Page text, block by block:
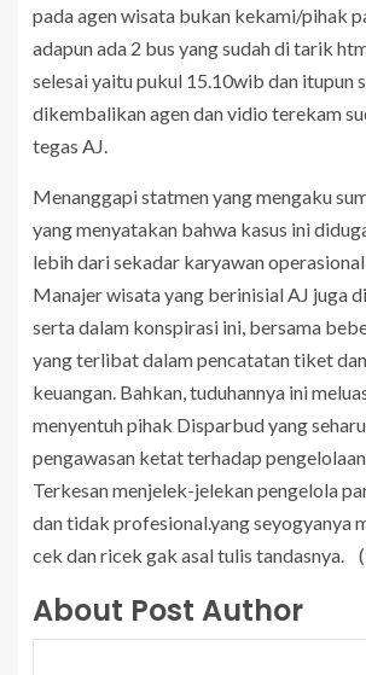
pada agen wisata bukan kekami/pihak
adapun ada 2 bus yang sudah di tarik
selesai yaitu pukul 15.10wib dan itupun
dikembalikan agen dan vidio terekam
tegas AJ.
Menanggapi statmen yang mengaku
yang menyatakan bahwa kasus ini
lebih dari sekadar karyawan
Manajer wisata yang berinisial AJ juga
serta dalam konspirasi ini, bersama
yang terlibat dalam pencatatan tiket
keuangan. Bahkan, tuduhannya ini
menyentuh pihak Disparbud yang
pengawasan ketat terhadap
Terkesan menjelek-jelekan pengelola
dan tidak profesional.yang seyogyanya
cek dan ricek gak asal tulis tandasnya.
About Post Author